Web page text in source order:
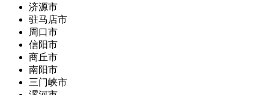
济源市
驻马店市
周口市
信阳市
商丘市
南阳市
三门峡市